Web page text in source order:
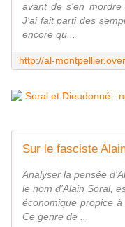
avant de s'en mordre
J'ai fait parti des
encore qu...
Analyser la pensée
le nom d'Alain Soral,
économique propice
Ce genre de ...